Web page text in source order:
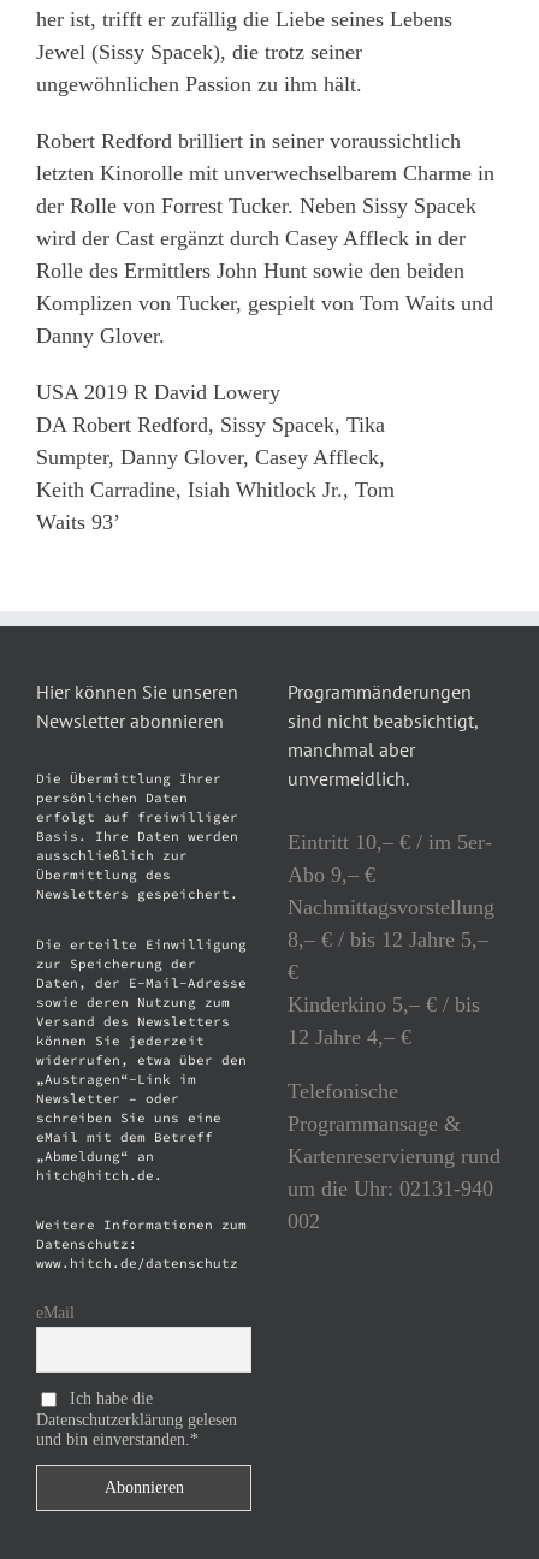
her ist, trifft er zufällig die Liebe seines Lebens
Jewel (Sissy Spacek), die trotz seiner
ungewöhnlichen Passion zu ihm hält.
Robert Redford brilliert in seiner voraussichtlich
letzten Kinorolle mit unverwechselbarem Charme in
der Rolle von Forrest Tucker. Neben Sissy Spacek
wird der Cast ergänzt durch Casey Affleck in der
Rolle des Ermittlers John Hunt sowie den beiden
Komplizen von Tucker, gespielt von Tom Waits und
Danny Glover.
USA 2019 R David Lowery
DA Robert Redford, Sissy Spacek, Tika
Sumpter, Danny Glover, Casey Affleck,
Keith Carradine, Isiah Whitlock Jr., Tom
Waits 93’
Hier können Sie unseren
Newsletter abonnieren
Die Übermittlung Ihrer
persönlichen Daten
erfolgt auf freiwilliger
Basis. Ihre Daten werden
ausschließlich zur
Übermittlung des
Newsletters gespeichert.
Die erteilte Einwilligung
zur Speicherung der
Daten, der E-Mail-Adresse
sowie deren Nutzung zum
Versand des Newsletters
können Sie jederzeit
widerrufen, etwa über den
„Austragen“-Link im
Newsletter – oder
schreiben Sie uns eine
eMail mit dem Betreff
„Abmeldung“ an
hitch@hitch.de.
Weitere Informationen zum
Datenschutz:
www.hitch.de/datenschutz
eMail
Ich habe die
Datenschutzerklärung gelesen
und bin einverstanden.*
Programmänderungen
sind nicht beabsichtigt,
manchmal aber
unvermeidlich.
Eintritt 10,– € / im 5er-
Abo 9,– €
Nachmittagsvorstellung
8,– € / bis 12 Jahre 5,–
€
Kinderkino 5,– € / bis
12 Jahre 4,– €
Telefonische
Programmansage &
Kartenreservierung rund
um die Uhr: 02131-940
002